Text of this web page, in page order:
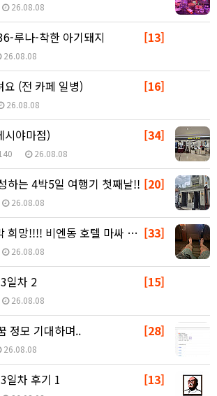
26.08.08
[13]
루나-착한 아기돼지
26.08.08
[16]
요 (전 카페 일병)
26.08.08
[34]
시야마점)
26.08.08
[20]
하는 4박5일 여행기 첫째날!!
26.08.08
[33]
망!!!! 비엔동 호텔 마싸 15번…
26.08.08
[15]
일차 2
26.08.08
[28]
정모 기대하며..
26.08.08
[13]
일차 후기 1